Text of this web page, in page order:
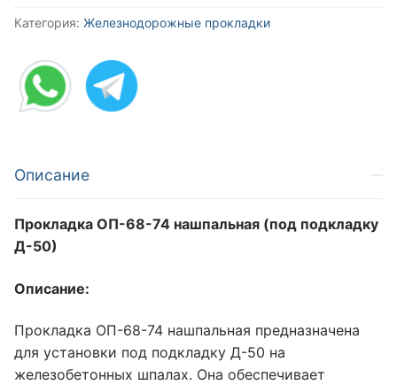
Категория: Железнодорожные прокладки
Описание
Прокладка ОП-68-74 нашпальная (под подкладку
Д-50)
Описание:
Прокладка ОП-68-74 нашпальная предназначена
для установки под подкладку Д-50 на
железобетонных шпалах. Она обеспечивает